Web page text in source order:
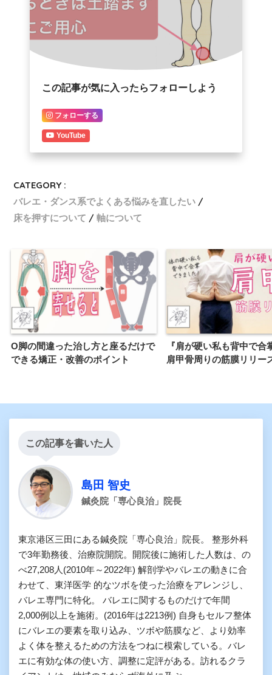
この記事が気に入ったらフォローしよう
フォローする
YouTube
CATEGORY :
バレエ・ダンス系でよくある悩みを直したい
床を押すについて
軸について
O脚の間違った治し方と座るだけで
できる矯正・改善のポイント
『肩が硬い私も背中で合
肩甲骨周りの筋膜リリー
この記事を書いた人
島田 智史
鍼灸院「専心良治」院長
東京港区三田にある鍼灸院「専心良治」院長。 整形外科
で3年勤務後、治療院開院。開院後に施術した人数は、の
べ27,208人(2010年～2022年) 解剖学やバレエの動きに合
わせて、東洋医学 的なツボを使った治療をアレンジし、
バレエ専門に特化。 バレエに関するものだけで年間
2,000例以上を施術。(2016年は2213例) 自身もセルフ整体
にバレエの要素を取り込み、ツボや筋膜など、より効率
よく体を整えるための方法をつねに模索している。バレ
エに有効な体の使い方、調整に定評がある。訪れるクラ